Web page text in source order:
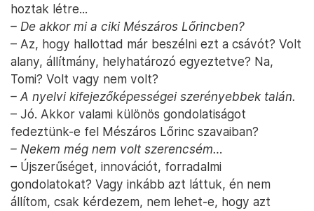
hoztak létre...
– De akkor mi a ciki Mészáros Lőrincben?
– Az, hogy hallottad már beszélni ezt a csávót? Volt
alany, állítmány, helyhatározó egyeztetve? Na,
Tomi? Volt vagy nem volt?
– A nyelvi kifejezőképességei szerényebbek talán.
– Jó. Akkor valami különös gondolatiságot
fedeztünk-e fel Mészáros Lőrinc szavaiban?
– Nekem még nem volt szerencsém…
– Újszerűséget, innovációt, forradalmi
gondolatokat? Vagy inkább azt láttuk, én nem
állítom, csak kérdezem, nem lehet-e, hogy azt